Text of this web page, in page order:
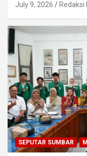
July 9, 2026 Redaksi
SEPUTAR SUMBAR